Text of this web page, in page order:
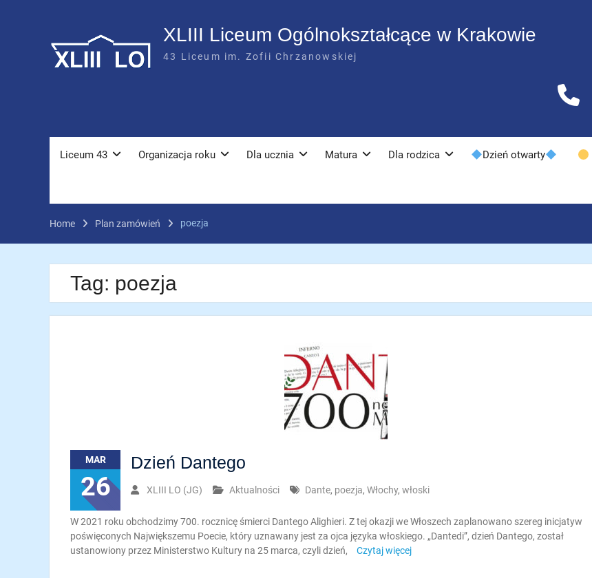
XLIII Liceum Ogólnokształcące w Krakowie
43 Liceum im. Zofii Chrzanowskiej
Liceum 43 Organizacja roku Dla ucznia Matura Dla rodzica Dzień otwarty
Home Plan zamówień poezja
Tag: poezja
MAR
26
Dzień Dantego
XLIII LO (JG) Aktualności Dante, poezja, Włochy, włoski
W 2021 roku obchodzimy 700. rocznicę śmierci Dantego Alighieri. Z tej okazji we Włoszech zaplanowano szereg inicjatyw
poświęconych Największemu Poecie, który uznawany jest za ojca języka włoskiego. „Dantedi”, dzień Dantego, został
ustanowiony przez Ministerstwo Kultury na 25 marca, czyli dzień,
Czytaj więcej